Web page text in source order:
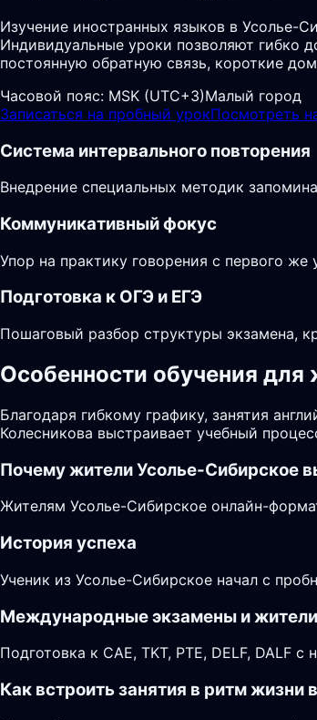
Изучение иностранных языков в Усолье-
Индивидуальные уроки позволяют гибко
постоянную обратную связь, короткие
Часовой пояс: MSK (UTC+3)Малый город
Записаться на пробный урокПосмотреть
Система интервального повторения
Внедрение специальных методик
Коммуникативный фокус
Упор на практику говорения с первого
Подготовка к ОГЭ и ЕГЭ
Пошаговый разбор структуры экзамена,
Особенности обучения для
Благодаря гибкому графику, занятия
Колесникова выстраивает учебный
Почему жителиУсолье-Сибирское
Жителям Усолье-Сибирское онлайн-
История успеха
Ученик из Усолье-Сибирское начал с
Международные экзамены и
Подготовка к CAE, TKT, PTE, DELF,
Как встроить занятия в ритм жизни